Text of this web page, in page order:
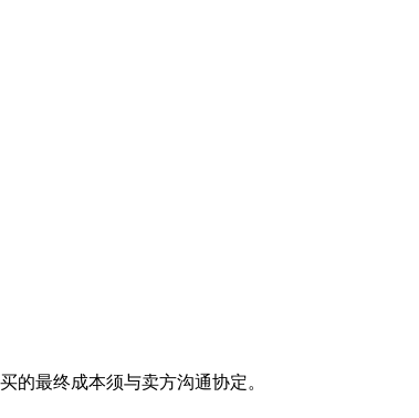
的最终成本须与卖方沟通协定。